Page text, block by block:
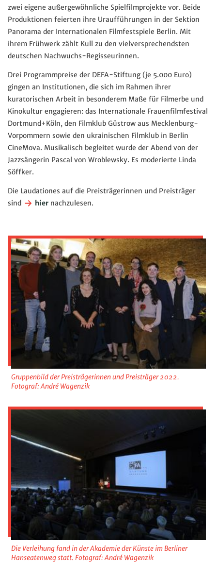
zwei eigene außergewöhnliche Spielfilmprojekte vor. Beide
Produktionen feierten ihre Uraufführungen in der Sektion
Panorama der Internationalen Filmfestspiele Berlin. Mit
ihrem Frühwerk zählt Kull zu den vielversprechendsten
deutschen Nachwuchs-Regisseurinnen.
Drei Programmpreise der DEFA-Stiftung (je 5.000 Euro)
gingen an Institutionen, die sich im Rahmen ihrer
kuratorischen Arbeit in besonderem Maße für Filmerbe und
Kinokultur engagieren: das Internationale Frauenfilmfestival
Dortmund+Köln, den Filmklub Güstrow aus Mecklenburg-
Vorpommern sowie den ukrainischen Filmklub in Berlin
CineMova. Musikalisch begleitet wurde der Abend von der
Jazzsängerin Pascal von Wroblewsky. Es moderierte Linda
Söffker.
Die Laudationes auf die Preisträgerinnen und Preisträger
sind
hier nachzulesen.
Gruppenbild der Preisträgerinnen und Preisträger 2022.
Fotograf: André Wagenzik
Die Verleihung fand in der Akademie der Künste im Berliner
Hanseatenweg statt. Fotograf: André Wagenzik